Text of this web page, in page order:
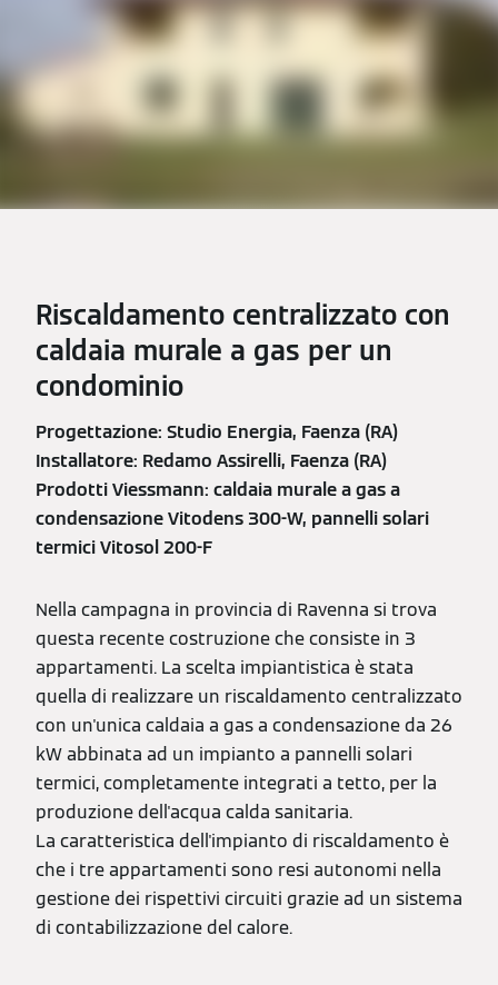
Riscaldamento centralizzato con
caldaia murale a gas per un
condominio
Progettazione: Studio Energia, Faenza (RA)
Installatore: Redamo Assirelli, Faenza (RA)
Prodotti Viessmann: caldaia murale a gas a
condensazione Vitodens 300-W, pannelli solari
termici Vitosol 200-F
Nella campagna in provincia di Ravenna si trova
questa recente costruzione che consiste in 3
appartamenti. La scelta impiantistica è stata
quella di realizzare un riscaldamento centralizzato
con un'unica caldaia a gas a condensazione da 26
kW abbinata ad un impianto a pannelli solari
termici, completamente integrati a tetto, per la
produzione dell'acqua calda sanitaria.
La caratteristica dell'impianto di riscaldamento è
che i tre appartamenti sono resi autonomi nella
gestione dei rispettivi circuiti grazie ad un sistema
di contabilizzazione del calore.